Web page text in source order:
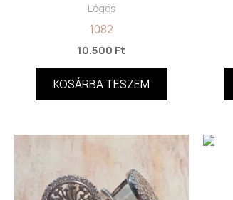
Lógós
1082
10.500 Ft
KOSÁRBA TESZEM